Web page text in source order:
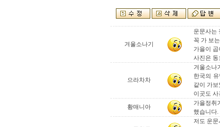
겨울소나기
운문사는
꼭 가 보
가을이
사진은
으라차차
겨울소나
한국의
같이 가
이곳도
황매니아
가을정취
했습니다.
저도 운